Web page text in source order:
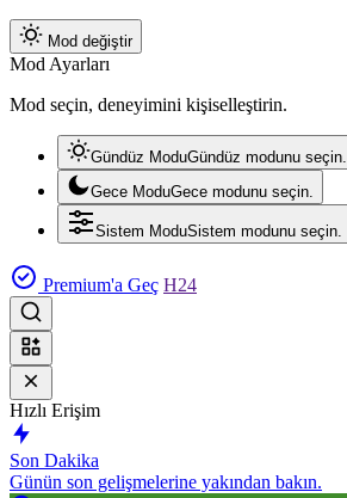
Mod değiştir
Mod Ayarları
Mod seçin, deneyimini kişiselleştirin.
Gündüz ModuGündüz modunu seçin.
Gece ModuGece modunu seçin.
Sistem ModuSistem modunu seçin.
Premium'a Geç H24
Hızlı Erişim
Son Dakika
Günün son gelişmelerine yakından bakın.